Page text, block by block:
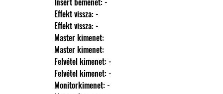
                Effekt vissza: -
                Effekt vissza: -
                Master kimenet:
                Master kimenet:
                Felvétel kimenet: -
                Felvétel kimenet: -
                Monitorkimenet: -